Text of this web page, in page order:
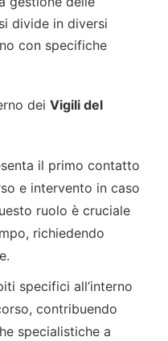
divide in diversi
con specifiche
dei Vigili del
il primo contatto
e intervento in caso
ruolo è cruciale
richiedendo
specifici all’interno
contribuendo
specialistiche a